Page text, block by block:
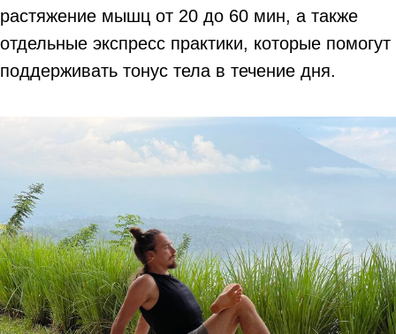
растяжение мышц от 20 до 60 мин, а также
отдельные экспресс практики, которые помогут
поддерживать тонус тела в течение дня.